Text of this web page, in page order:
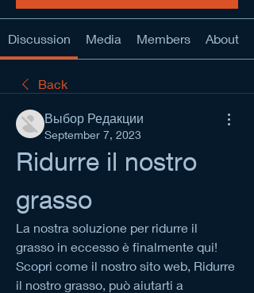
Discussion Media Members About
Back
Выбор Редакции
September 7, 2023
Ridurre il nostro
grasso
La nostra soluzione per ridurre il
grasso in eccesso è finalmente qui!
Scopri come il nostro sito web, Ridurre
il nostro grasso, può aiutarti a